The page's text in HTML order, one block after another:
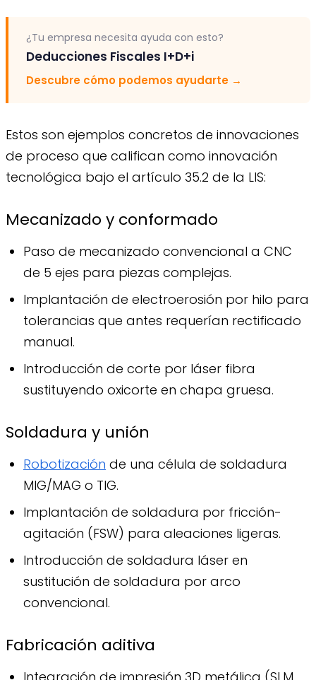
¿Tu empresa necesita ayuda con esto?
Deducciones Fiscales I+D+i
Descubre cómo podemos ayudarte →
Estos son ejemplos concretos de innovaciones
de proceso que califican como innovación
tecnológica bajo el artículo 35.2 de la LIS:
Mecanizado y conformado
Paso de mecanizado convencional a CNC
de 5 ejes para piezas complejas.
Implantación de electroerosión por hilo para
tolerancias que antes requerían rectificado
manual.
Introducción de corte por láser fibra
sustituyendo oxicorte en chapa gruesa.
Soldadura y unión
Robotización de una célula de soldadura
MIG/MAG o TIG.
Implantación de soldadura por fricción-
agitación (FSW) para aleaciones ligeras.
Introducción de soldadura láser en
sustitución de soldadura por arco
convencional.
Fabricación aditiva